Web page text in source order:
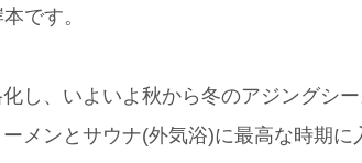
です。
し、いよいよ秋から冬のアジングシ
メンとサウナ(外気浴)に最高な時期